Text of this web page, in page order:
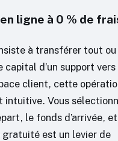
ligne à 0 % de
à transférer tout ou
capital d’un support vers
client, cette
Vous
le fonds d’arrivée, et
est un levier de